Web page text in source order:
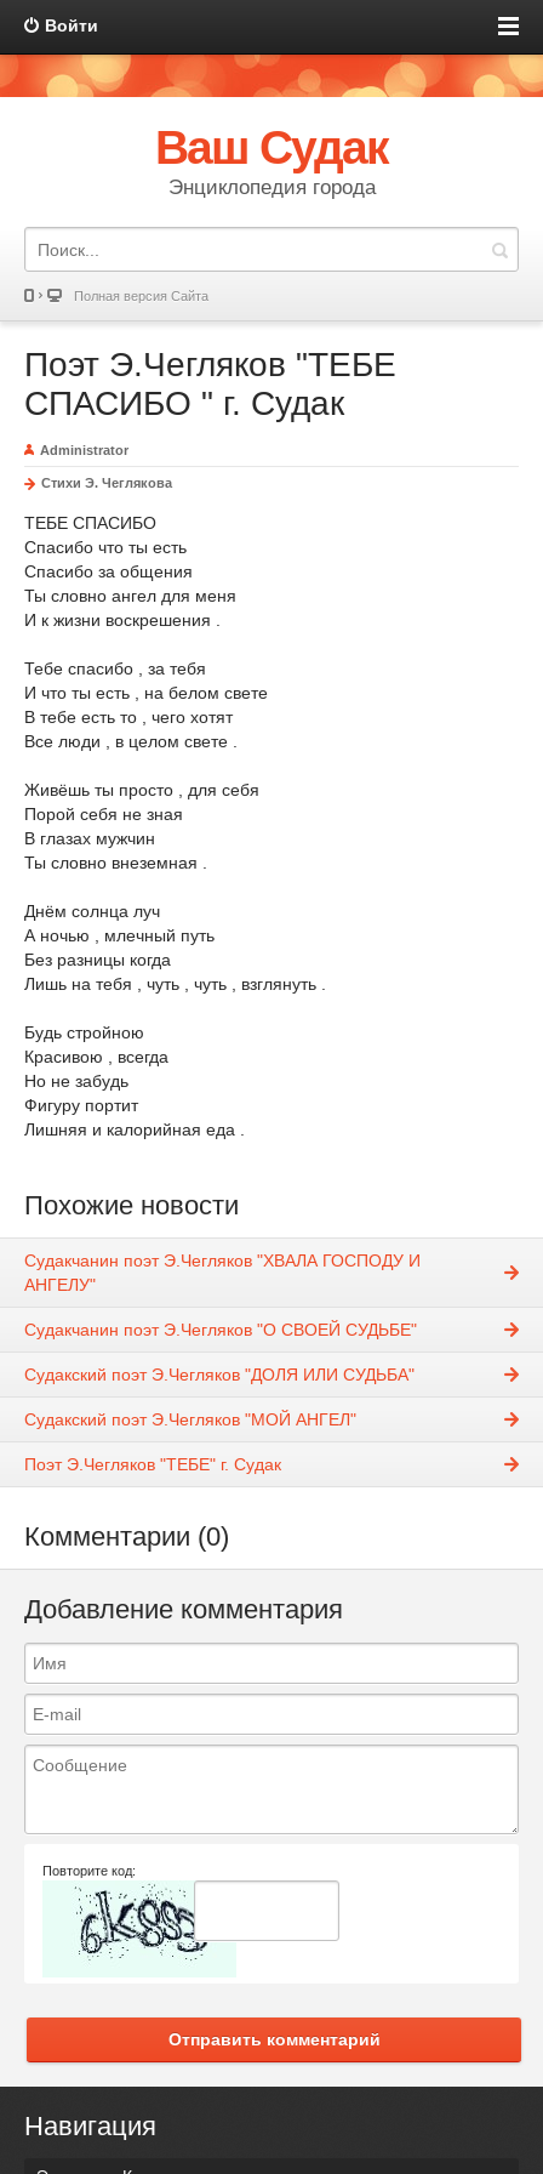
Войти
Ваш Судак
Энциклопедия города
Полная версия Сайта
Поэт Э.Чегляков "ТЕБЕ
СПАСИБО " г. Судак
Administrator
Стихи Э. Чеглякова
ТЕБЕ СПАСИБО
Спасибо что ты есть
Спасибо за общения
Ты словно ангел для меня
И к жизни воскрешения .
Тебе спасибо , за тебя
И что ты есть , на белом свете
В тебе есть то , чего хотят
Все люди , в целом свете .
Живёшь ты просто , для себя
Порой себя не зная
В глазах мужчин
Ты словно внеземная .
Днём солнца луч
А ночью , млечный путь
Без разницы когда
Лишь на тебя , чуть , чуть , взглянуть .
Будь стройною
Красивою , всегда
Но не забудь
Фигуру портит
Лишняя и калорийная еда .
Похожие новости
Судакчанин поэт Э.Чегляков "ХВАЛА ГОСПОДУ И
АНГЕЛУ"
Судакчанин поэт Э.Чегляков "О СВОЕЙ СУДЬБЕ"
Судакский поэт Э.Чегляков "ДОЛЯ ИЛИ СУДЬБА"
Судакский поэт Э.Чегляков "МОЙ АНГЕЛ"
Поэт Э.Чегляков "ТЕБЕ" г. Судак
Комментарии (0)
Добавление комментария
Повторите код:
Отправить комментарий
Навигация